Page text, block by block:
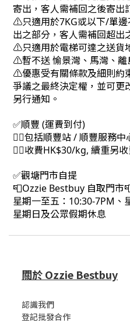
寄出，客人需補回之後寄出
⚠只適用於7KG或以下/單
出之部分，客人需補回超出
⚠只適用於電梯可達之送貨
⚠暫不送 愉景灣、馬灣、離
⚠優惠受有關條款及細則約
爭議之最終決定權，並可更
另行通知。
✅順豐 (運費到付)
👉🏻包括順豐站 / 順豐服務
👉🏻收費HK$30/kg, 續重另
✅觀塘門市自提
📮Ozzie Bestbuy 自取門市
星期一至五：10:30-7PM、
星期日及公眾假期休息
關於 Ozzie Bestbuy
認識我們
登記批發合作